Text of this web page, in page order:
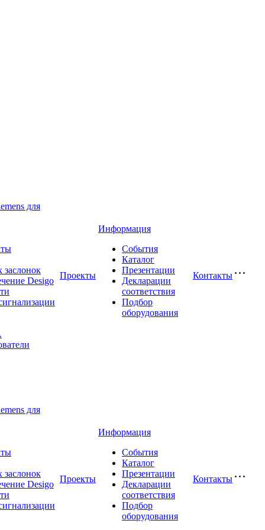
для
Desigo
Проекты
Информация
События
Каталог
Презентации
Декларации
соответствия
Подбор
оборудования
Контакты
для
Desigo
Проекты
Информация
События
Каталог
Презентации
Декларации
соответствия
Подбор
оборудования
Контакты